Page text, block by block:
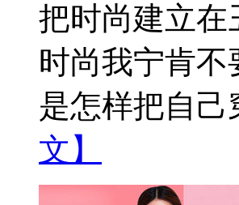
把时尚建立在
时尚我宁肯
是怎样把自己
文】